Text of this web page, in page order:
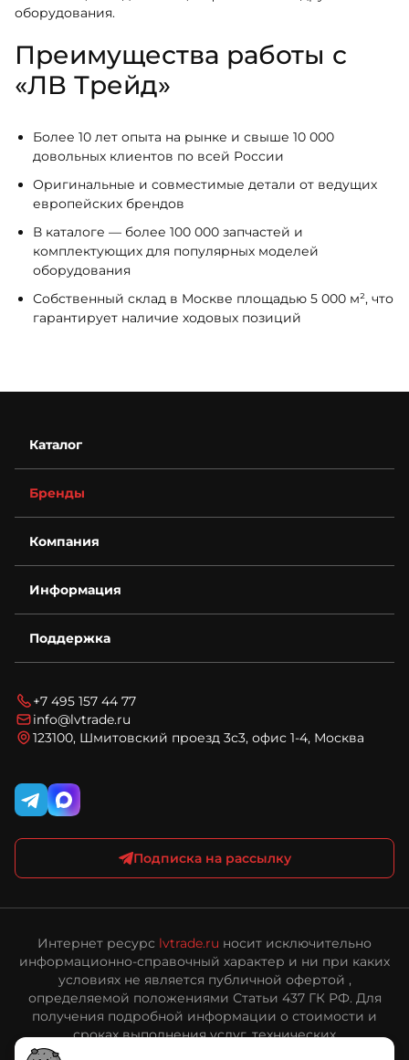
оборудования.
Преимущества работы с
«ЛВ Трейд»
Более 10 лет опыта на рынке и свыше 10 000
довольных клиентов по всей России
Оригинальные и совместимые детали от ведущих
европейских брендов
В каталоге — более 100 000 запчастей и
комплектующих для популярных моделей
оборудования
Собственный склад в Москве площадью 5 000 м², что
гарантирует наличие ходовых позиций
Каталог
Бренды
Компания
Контакты
Деталировки
Для бизнеса
Спецпредложения
Информация
Гарантия
Условия оплаты
Соглашение на обработку персональных данных
Политика конфиденциальности и обработки
персональных данных
Поддержка
Карта сайта
Подписка на рассылку
+7 495 157 44 77
info@lvtrade.ru
123100, Шмитовский проезд 3с3, офис 1-4, Москва
Интернет ресурс lvtrade.ru носит исключительно
информационно-справочный характер и ни при каких
условиях не является публичной офертой ,
определяемой положениями Статьи 437 ГК РФ. Для
получения подробной информации о стоимости и
сроках выполнения услуг, технических
характеристиках оборудования, пожалуйста,